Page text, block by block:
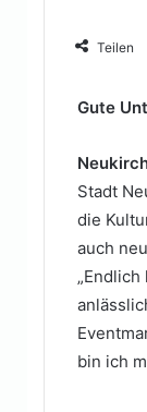
Teilen
Gute
Stadt
die
auch
bin ich